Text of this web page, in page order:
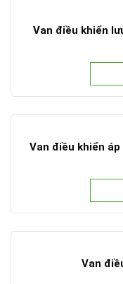
Van điều khiển
Van điều khiển
Van